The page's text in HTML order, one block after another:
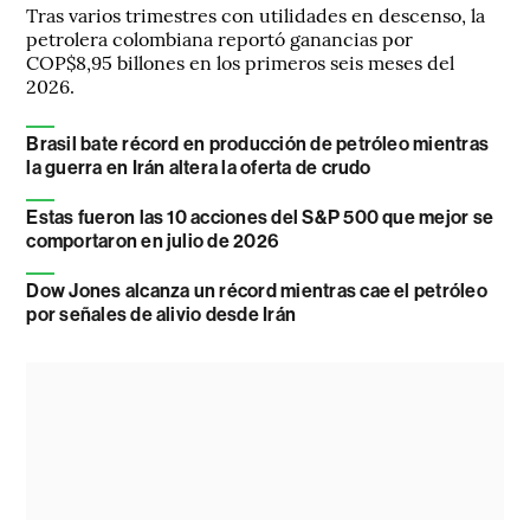
Tras varios trimestres con utilidades en descenso, la
petrolera colombiana reportó ganancias por
COP$8,95 billones en los primeros seis meses del
2026.
Brasil bate récord en producción de petróleo mientras
la guerra en Irán altera la oferta de crudo
Estas fueron las 10 acciones del S&P 500 que mejor se
comportaron en julio de 2026
Dow Jones alcanza un récord mientras cae el petróleo
por señales de alivio desde Irán